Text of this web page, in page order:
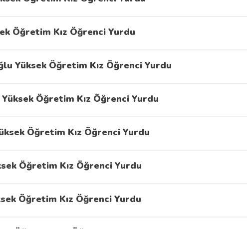
Öğretim Kız Öğrenci Yurdu
Yüksek Öğretim Kız Öğrenci Yurdu
Öğretim Kız Öğrenci Yurdu
Öğretim Kız Öğrenci Yurdu
Öğretim Kız Öğrenci Yurdu
Öğretim Kız Öğrenci Yurdu